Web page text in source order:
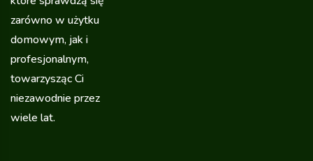
zarówno w użytku
domowym, jak i
profesjonalnym,
towarzysząc Ci
niezawodnie przez
wiele lat.